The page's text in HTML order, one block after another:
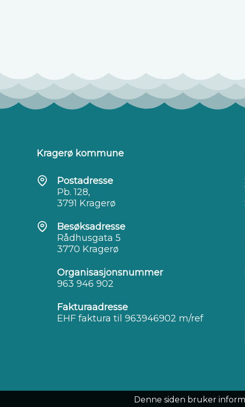
Kragerø kommune
Postadresse
Pb. 128,
3791 Kragerø
Besøksadresse
Rådhusgata 5
3770 Kragerø
Organisasjonsnummer
963 946 902
Fakturaadresse
EHF faktura til 963946902 m/ref
Denne siden bruker